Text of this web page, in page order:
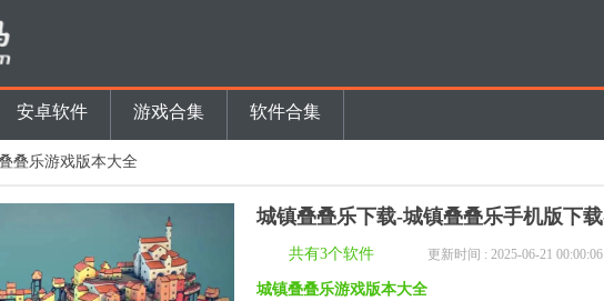
安卓软件 游戏合集 软件合集
叠乐游戏版本大全
共有3个软件 更新时间 : 2025-06-21 00:00:06
城镇叠叠乐游戏版本大全